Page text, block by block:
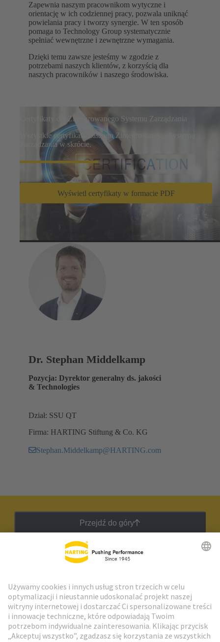
Zapewnia naszym pracownikom wytyczne i
orientację w ich codziennej pracy, pozwala uniknąć
powielania pracy i tworzy synergie. W ten sposób
pomaga to Technology Group systematycznie
spełniać wewnętrzne i zewnętrzne wymagania.
Dzięki temu zawsze jesteśmy w zgodzie z
potrzebami naszych klientów, z korzyścią dla
naszych pracowników i naszego środowiska.
Certyfikaty dla Zintegrowanego Systemu Zarządzania
Wszystkie certyfikaty naszego Zintegrowanego Systemu
Zarządzania w skrócie.
Wyświetl certyfikaty w formacie PDF
Dr. Stephan Middelkamp
Pozycja: Dyrektor generalny ds. jakości
& Technologies
Dział: SSU QT
Firma: HARTING Stiftung & Co. KG
Stephan.Middelkamp@HARTING.com
Przejdź do góry
Przejdź do rejestracji